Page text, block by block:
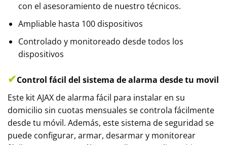
con el asesoramiento de nuestro técnicos.
Ampliable hasta 100 dispositivos
Controlado y monitoreado desde todos los
dispositivos
✔Control fácil del sistema de alarma desde tu movil
Este kit AJAX de alarma fácil para instalar en su
domicilio sin cuotas mensuales se controla fácilmente
desde tu móvil. Además, este sistema de seguridad se
puede configurar, armar, desarmar y monitorear